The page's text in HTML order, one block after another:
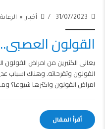
31/07/2023 أخبار
القولون
يعانى الكثيرين من امراض القولون
القولون وتقرحاته. وهناك اسباب
امراض القولون واكثرها شيوعا؟
أقرأ المقال